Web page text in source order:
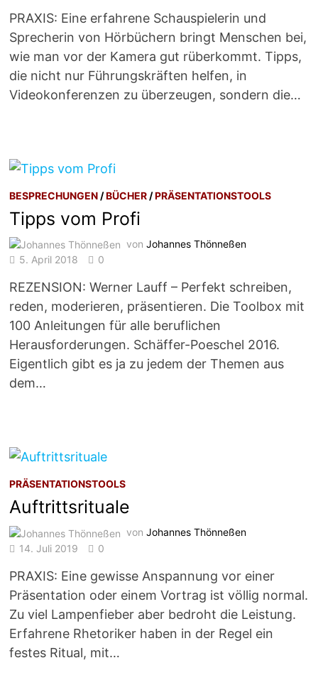
PRAXIS: Eine erfahrene Schauspielerin und
Sprecherin von Hörbüchern bringt Menschen bei,
wie man vor der Kamera gut rüberkommt. Tipps,
die nicht nur Führungskräften helfen, in
Videokonferenzen zu überzeugen, sondern die…
BESPRECHUNGEN /BÜCHER /PRÄSENTATIONSTOOLS
Tipps vom Profi
vonJohannes Thönneßen
5. April 2018
0
REZENSION: Werner Lauff – Perfekt schreiben,
reden, moderieren, präsentieren. Die Toolbox mit
100 Anleitungen für alle beruflichen
Herausforderungen. Schäffer-Poeschel 2016.
Eigentlich gibt es ja zu jedem der Themen aus
dem…
PRÄSENTATIONSTOOLS
Auftrittsrituale
vonJohannes Thönneßen
14. Juli 2019
0
PRAXIS: Eine gewisse Anspannung vor einer
Präsentation oder einem Vortrag ist völlig normal.
Zu viel Lampenfieber aber bedroht die Leistung.
Erfahrene Rhetoriker haben in der Regel ein
festes Ritual, mit…